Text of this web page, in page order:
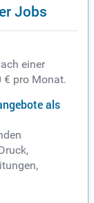
Jobs
einer
€ pro Monat.
als